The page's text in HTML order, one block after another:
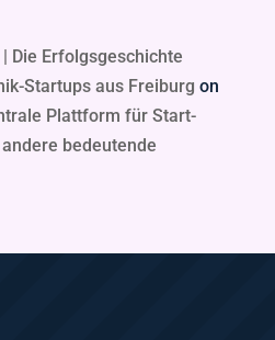
Die Erfolgsgeschichte
Startups aus Freiburg on
Plattform für Start-
bedeutende